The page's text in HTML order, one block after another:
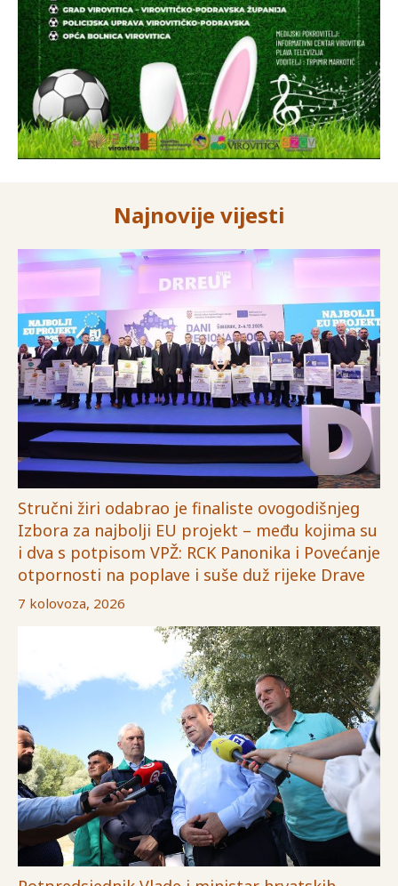
Najnovije vijesti
Stručni žiri odabrao je finaliste ovogodišnjeg
Izbora za najbolji EU projekt – među kojima su
i dva s potpisom VPŽ: RCK Panonika i Povećanje
otpornosti na poplave i suše duž rijeke Drave
7 kolovoza, 2026